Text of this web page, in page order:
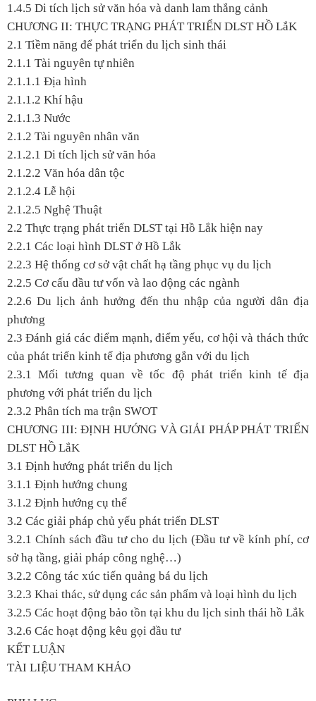
1.4.5 Di tích lịch sử văn hóa và danh lam thắng cảnh
CHƯƠNG II: THỰC TRẠNG PHÁT TRIỂN DLST HỒ LắK
2.1 Tiềm năng để phát triển du lịch sinh thái
2.1.1 Tài nguyên tự nhiên
2.1.1.1 Địa hình
2.1.1.2 Khí hậu
2.1.1.3 Nước
2.1.2 Tài nguyên nhân văn
2.1.2.1 Di tích lịch sử văn hóa
2.1.2.2 Văn hóa dân tộc
2.1.2.4 Lễ hội
2.1.2.5 Nghệ Thuật
2.2 Thực trạng phát triển DLST tại Hồ Lắk hiện nay
2.2.1 Các loại hình DLST ở Hồ Lắk
2.2.3 Hệ thống cơ sở vật chất hạ tầng phục vụ du lịch
2.2.5 Cơ cấu đầu tư vốn và lao động các ngành
2.2.6 Du lịch ảnh hưởng đến thu nhập của người dân địa
phương
2.3 Đánh giá các điểm mạnh, điểm yếu, cơ hội và thách thức
của phát triển kinh tế địa phương gắn với du lịch
2.3.1 Mối tương quan về tốc độ phát triển kinh tế địa
phương với phát triển du lịch
2.3.2 Phân tích ma trận SWOT
CHƯƠNG III: ĐỊNH HƯỚNG VÀ GIẢI PHÁP PHÁT TRIỂN
DLST HỒ LắK
3.1 Định hướng phát triển du lịch
3.1.1 Định hướng chung
3.1.2 Định hướng cụ thể
3.2 Các giải pháp chủ yếu phát triển DLST
3.2.1 Chính sách đầu tư cho du lịch (Đầu tư về kính phí, cơ
sở hạ tầng, giải pháp công nghệ…)
3.2.2 Công tác xúc tiến quảng bá du lịch
3.2.3 Khai thác, sử dụng các sản phẩm và loại hình du lịch
3.2.5 Các hoạt động bảo tồn tại khu du lịch sinh thái hồ Lắk
3.2.6 Các hoạt động kêu gọi đầu tư
KẾT LUẬN
TÀI LIỆU THAM KHẢO